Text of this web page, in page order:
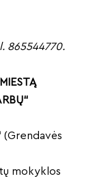
865544770.
(Grendavės
mokyklos